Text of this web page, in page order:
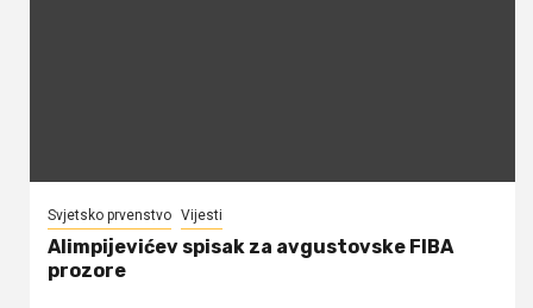
Svjetsko prvenstvo Vijesti
Alimpijevićev spisak za avgustovske FIBA
prozore